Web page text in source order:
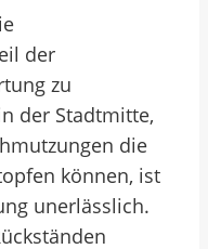
der
zu
der Stadtmitte,
die
können, ist
unerlässlich.